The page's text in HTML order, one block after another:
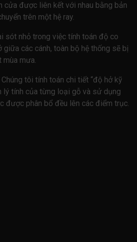
cửa được liên kết với nhau bằng bản
trên một hệ ray.
sót nhỏ trong việc tính toán độ co
các cánh, toàn bộ hệ thống sẽ bị
mùa mưa.
Chúng tôi tính toán chi tiết “độ hở kỹ
lý tính của từng loại gỗ và sử dụng
được phân bổ đều lên các điểm trục.